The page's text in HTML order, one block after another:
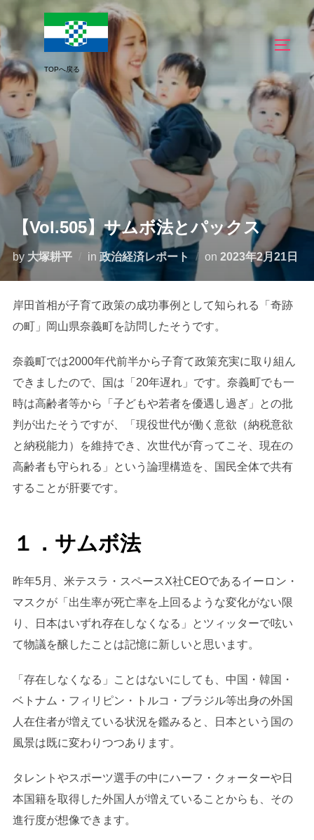
ン
テ
ン
ツ
へ
キ
ッ
【Vol.505】サムボ法とパックス
by 大塚耕平 in 政治経済レポート on 投
2023年2月21日
岸田首相が子育て政策の成功事例として知られる「奇跡
の町」岡山県奈義町を訪問したそうです。
奈義町では2000年代前半から子育て政策充実に取り組ん
できましたので、国は「20年遅れ」です。奈義町でも一
時は高齢者等から「子どもや若者を優遇し過ぎ」との批
判が出たそうですが、「現役世代が働く意欲（納税意欲
と納税能力）を維持でき、次世代が育ってこそ、現在の
高齢者も守られる」という論理構造を、国民全体で共有
することが肝要です。
１．サムボ法
昨年5月、米テスラ・スペースX社CEOであるイーロン・
マスクが「出生率が死亡率を上回るような変化がない限
り、日本はいずれ存在しなくなる」とツィッターで呟い
て物議を醸したことは記憶に新しいと思います。
「存在しなくなる」ことはないにしても、中国・韓国・
ベトナム・フィリピン・トルコ・ブラジル等出身の外国
人在住者が増えている状況を鑑みると、日本という国の
風景は既に変わりつつあります。
タレントやスポーツ選手の中にハーフ・クォーターや日
本国籍を取得した外国人が増えていることからも、その
進行度が想像できます。